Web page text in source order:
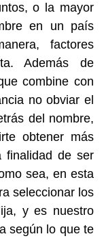
o la mayor
en un país
factores
Además de
combine con
no obviar el
del nombre,
obtener más
finalidad de ser
sea, en esta
seleccionar los
y es nuestro
según lo que te